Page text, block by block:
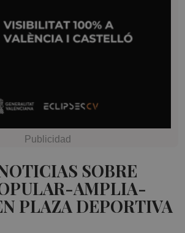
SOBRE
AMPLIA-
PLAZA DEPORTIVA